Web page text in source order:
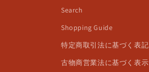
Search
Shopping Guide
特定商取引法に基づく表記
古物商営業法に基づく表示